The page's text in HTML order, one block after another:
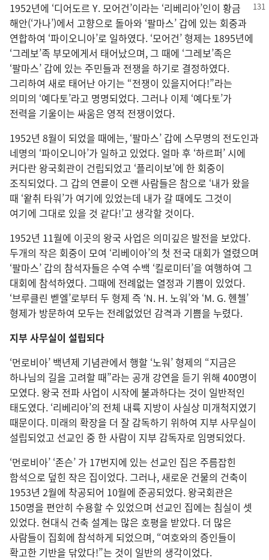
1952년에 ‘디어도르 Y. 모어건’이라는 ‘리베리아’인이 황금
해안(‘가나’)에서 고향으로 돌아와 ‘팔마스’ 갑에 있는 회중과
연합하여 ‘파이오니아’로 일하였다. ‘모어건’ 형제는 1895년에
‘그레보’족 부모에게서 태어났으며, 그 때에 ‘그레보’족은
‘팔마스’ 갑에 있는 주민들과 전쟁을 하기로 결정하였다.
그리하여 새로 태어난 아기는 “전쟁이 있을지어다!”라는
의미의 ‘예다토’라고 명명되었다. 그러나 이제 ‘예다토’가
전력을 기울이는 싸움은 영적 전쟁이었다.
1952년 8월이 되었을 때에는, ‘팔마스’ 갑에 스무명의 전도인과
네명의 ‘파이오니아’가 일하고 있었다. 얼마 후 ‘하르퍼’ 시에
커다란 왕국회관이 건립되었고 ‘플리이보’에 한 회중이
조직되었다. 그 갑의 연륜이 오랜 사람들은 참으로 ‘내가 왔을
때 ‘왙취 타워’가 여기에 있었는데 내가 갈 때에도 그것이
여기에 그대로 있을 것 같다!’고 생각할 것이다.
1952년 11월에 이곳의 왕국 사업은 의미깊은 발전을 보았다.
두개의 작은 회중이 모여 ‘리베이아’의 첫 전국 대회가 열렸으며
‘팔마스’ 갑의 참석자들은 수역 수백 ‘킬로미터’을 여행하여 그
대회에 참석하였다. 그때에 전례없는 열정과 기쁨이 있었다.
‘브루클린 벧엘’로부터 두 형제 즉 ‘N. H. 노워’와 ‘M. G. 헨첼’
형제가 방문하여 모두는 전례없었던 감격과 기쁨을 누렸다.
지부 사무실이 설립되다
‘먼로비아’ 백년제 기념관에서 행할 ‘노워’ 형제의 “지금은
하나님의 길을 고려할 때”라는 공개 강연을 듣기 위해 400명이
모였다. 왕국 전파 사업이 시작에 불과하다는 것이 일반적인
태도였다. ‘리베리아’의 전체 내륙 지방이 사실상 미개척지였기
때문이다. 미래의 확장을 더 잘 감독하기 위하여 지부 사무실이
설립되었고 선교인 중 한 사람이 지부 감독자로 임명되었다.
‘먼로비아’ ‘존슨’ 가 17번지에 있는 선교인 집은 주름잡힌
함석으로 덮힌 작은 집이었다. 그러나, 새로운 건물의 건축이
1953년 2월에 착공되어 10월에 준공되었다. 왕국회관은
150명을 편안히 수용할 수 있었으며 선교인 집에는 침실이 셋
있었다. 현대식 건축 설계는 많은 호평을 받았다. 더 많은
사람들이 집회에 참석하게 되었으며, “여호와의 증인들이
확고한 기반을 닦았다!”는 것이 일반의 생각이었다.